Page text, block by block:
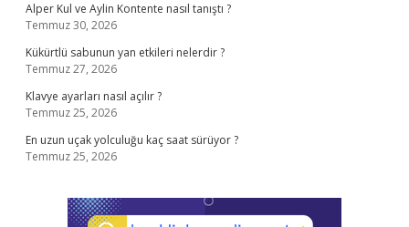
Alper Kul ve Aylin Kontente nasıl tanıştı ?
Temmuz 30, 2026
Kükürtlü sabunun yan etkileri nelerdir ?
Temmuz 27, 2026
Klavye ayarları nasıl açılır ?
Temmuz 25, 2026
En uzun uçak yolculuğu kaç saat sürüyor ?
Temmuz 25, 2026